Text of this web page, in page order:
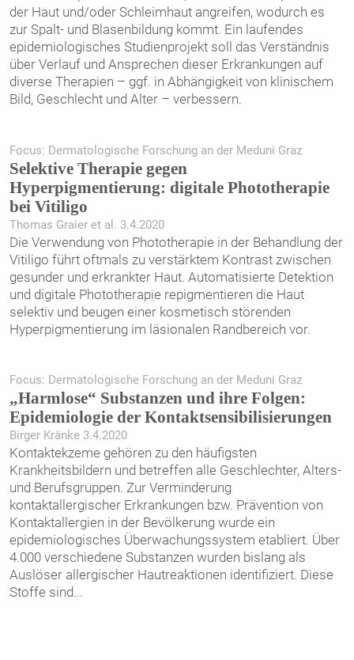
der Haut und/oder Schleimhaut angreifen, wodurch es
zur Spalt- und Blasenbildung kommt. Ein laufendes
epidemiologisches Studienprojekt soll das Verständnis
über Verlauf und Ansprechen dieser Erkrankungen auf
diverse Therapien – ggf. in Abhängigkeit von klinischem
Bild, Geschlecht und Alter – verbessern.
Focus: Dermatologische Forschung an der Meduni Graz
Selektive Therapie gegen
Hyperpigmentierung: digitale Phototherapie
bei Vitiligo
Thomas Graier et al. 3.4.2020
Die Verwendung von Phototherapie in der Behandlung der
Vitiligo führt oftmals zu verstärktem Kontrast zwischen
gesunder und erkrankter Haut. Automatisierte Detektion
und digitale Phototherapie repigmentieren die Haut
selektiv und beugen einer kosmetisch störenden
Hyperpigmentierung im ­läsionalen Randbereich vor.
Focus: Dermatologische Forschung an der Meduni Graz
„Harmlose“ Substanzen und ihre Folgen:
Epidemiologie der Kontaktsensibilisierungen
Birger Kränke 3.4.2020
Kontaktekzeme gehören zu den häufigsten
Krankheitsbildern und betreffen alle Geschlechter, Alters-
und Berufsgruppen. Zur Verminderung
kontaktallergischer Erkrankungen bzw. Prävention von
Kontaktallergien in der Bevölkerung wurde ein
epidemiologisches Überwachungssystem etabliert. Über
4.000 verschiedene Substanzen wurden bislang als
Auslöser allergischer Hautreaktionen identifiziert. Diese
Stoffe sind...